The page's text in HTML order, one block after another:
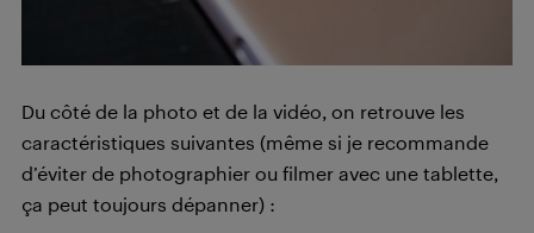
Du côté de la photo et de la vidéo, on retrouve les
caractéristiques suivantes (même si je recommande
d’éviter de photographier ou filmer avec une tablette,
ça peut toujours dépanner) :